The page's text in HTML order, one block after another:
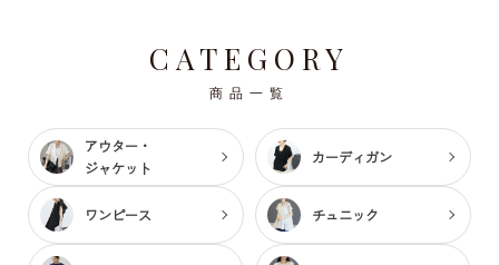
CATEGORY
商品一覧
アウター・
ジャケット
カーディガン
ワンピース チュニック